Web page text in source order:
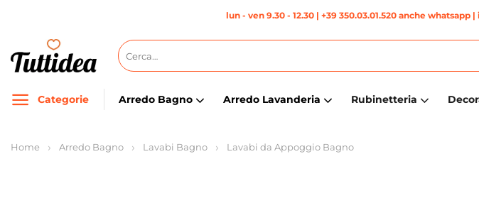
contenuti
lun - ven 9.30 - 12.30 | +39 350.03.01.520 anche whatsapp|
Cerca:
Categorie Arredo Bagno Arredo Lavanderia Rubinetteria
Home Arredo Bagno Lavabi Bagno Lavabi da Appoggio Bagno